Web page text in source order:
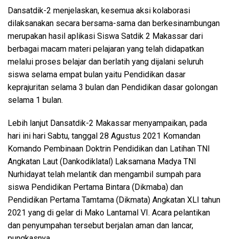
Dansatdik-2 menjelaskan, kesemua aksi kolaborasi
dilaksanakan secara bersama-sama dan berkesinambungan
merupakan hasil aplikasi Siswa Satdik 2 Makassar dari
berbagai macam materi pelajaran yang telah didapatkan
melalui proses belajar dan berlatih yang dijalani seluruh
siswa selama empat bulan yaitu Pendidikan dasar
keprajuritan selama 3 bulan dan Pendidikan dasar golongan
selama 1 bulan.
Lebih lanjut Dansatdik-2 Makassar menyampaikan, pada
hari ini hari Sabtu, tanggal 28 Agustus 2021 Komandan
Komando Pembinaan Doktrin Pendidikan dan Latihan TNI
Angkatan Laut (Dankodiklatal) Laksamana Madya TNI
Nurhidayat telah melantik dan mengambil sumpah para
siswa Pendidikan Pertama Bintara (Dikmaba) dan
Pendidikan Pertama Tamtama (Dikmata) Angkatan XLI tahun
2021 yang di gelar di Mako Lantamal VI. Acara pelantikan
dan penyumpahan tersebut berjalan aman dan lancar,